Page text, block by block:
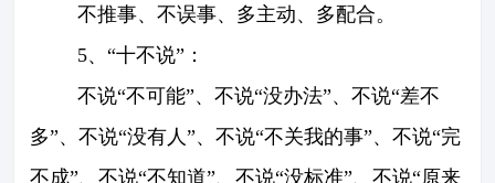
不推事、不误事、多主动、多配合。
5、“十不说”：
不说“不可能”、不说“没办法”、不说“差不
多”、不说“没有人”、不说“不关我的事”、不说“完
不成”、不说“不知道”、不说“没标准”、不说“原来